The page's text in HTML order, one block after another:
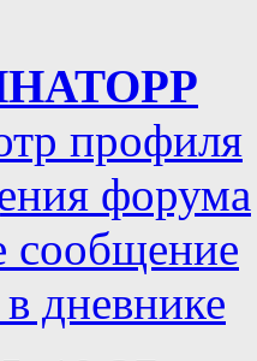
профиля
форума
сообщение
дневнике